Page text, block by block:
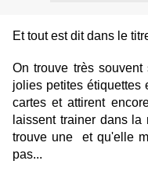
Et tout est dit dans le
On trouve très
jolies petites étiquettes
cartes et attirent
laissent trainer dans
trouve une et qu'elle
pas...